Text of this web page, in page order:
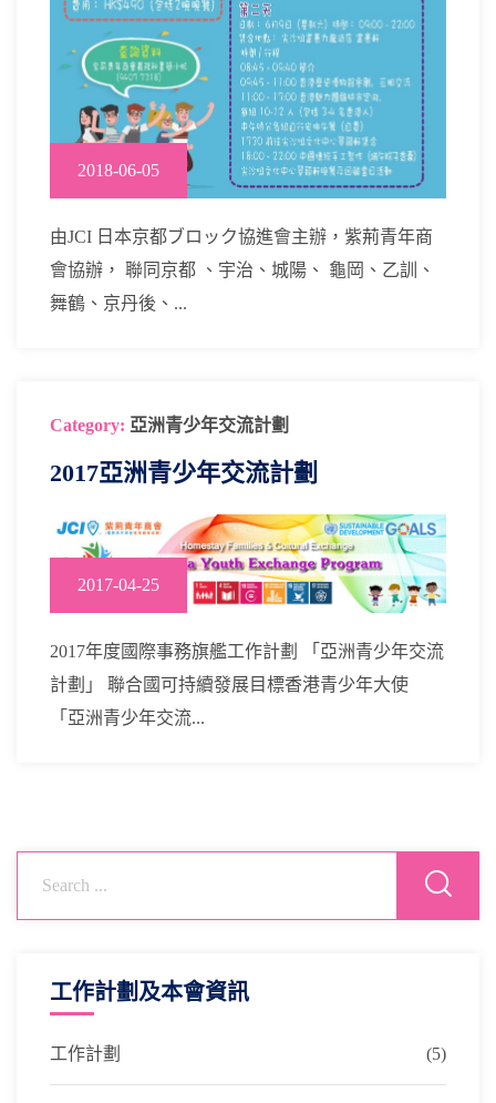
2018-06-05
由JCI 日本京都ブロック協進會主辦，紫荊青年商
會協辦， 聯同京都 、宇治、城陽、 龜岡、乙訓、
舞鶴、京丹後、...
Category: 亞洲青少年交流計劃
2017亞洲青少年交流計劃
2017-04-25
2017年度國際事務旗艦工作計劃 「亞洲青少年交流
計劃」 聯合國可持續發展目標香港青少年大使
「亞洲青少年交流...
工作計劃及本會資訊
工作計劃 (5)